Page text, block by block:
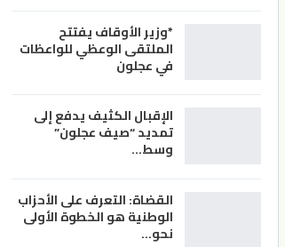
*وزير الأوقاف يفتتح
الملتقى الوعظي للواعظات
في عجلون
الإقبال الكثيف يدفع إلى
تمديد “صيف عجلون”
وسط…
القضاة: التعرف على الأحزاب
الوطنية هو الخطوة الأولى
نحو…